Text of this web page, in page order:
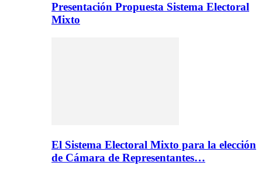
Presentación Propuesta Sistema Electoral
Mixto
El Sistema Electoral Mixto para la elección
de Cámara de Representantes…